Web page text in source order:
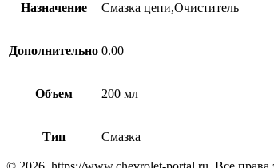
Назначение Cмазка цепи,Очиститель
Дополнительно 0.00
Объем 200 мл
Тип Смазка